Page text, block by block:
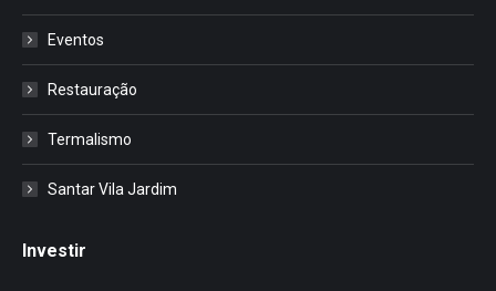
Eventos
Restauração
Termalismo
Santar Vila Jardim
Investir